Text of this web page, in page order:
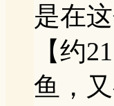
是在
【约
鱼，又